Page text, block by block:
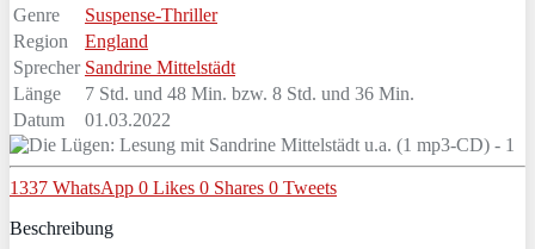
Genre
Suspense-Thriller
Region
England
Sprecher Sandrine Mittelstädt
Länge
7 Std. und 48 Min. bzw. 8 Std. und 36 Min.
Datum
01.03.2022
1337 WhatsApp 0 Likes 0 Shares 0 Tweets
Beschreibung